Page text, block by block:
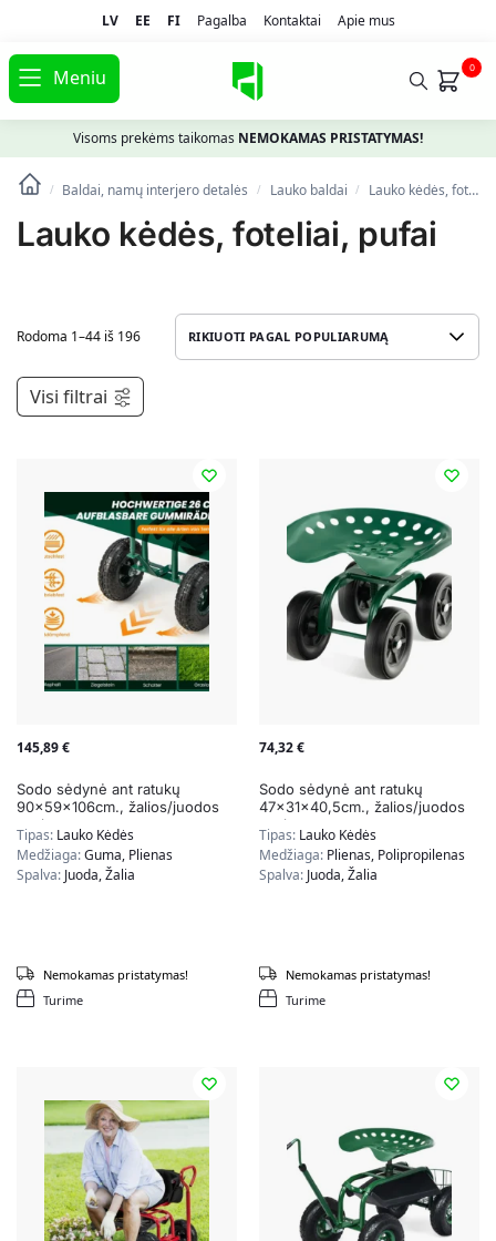
LV EE FI Pagalba Kontaktai Apie mus
Meniu 0
Visoms prekėms taikomas NEMOKAMAS PRISTATYMAS!
/ Baldai, namų interjero detalės / Lauko baldai / Lauko kėdės, foteliai, pufai
Lauko kėdės, foteliai, pufai
Rodoma 1–44 iš 196
Visi filtrai
145,89€
Sodo sėdynė ant ratukų
90x59x106cm., žalios/juodos
spalvos
Tipas: Lauko Kėdės
Medžiaga:Guma, Plienas
Spalva: Juoda, Žalia
Turime
Nemokamas pristatymas!
74,32€
Sodo sėdynė ant ratukų
47x31x40,5cm., žalios/juodos
spalvos
Tipas: Lauko Kėdės
Medžiaga: Plienas, Polipropilenas
Spalva: Juoda, Žalia
Turime
Nemokamas pristatymas!